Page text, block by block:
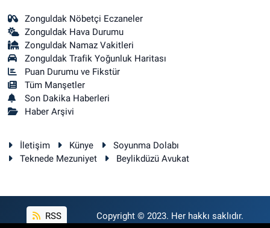
Zonguldak Nöbetçi Eczaneler
Zonguldak Hava Durumu
Zonguldak Namaz Vakitleri
Zonguldak Trafik Yoğunluk Haritası
Puan Durumu ve Fikstür
Tüm Manşetler
Son Dakika Haberleri
Haber Arşivi
İletişim Künye
Soyunma Dolabı
Teknede Mezuniyet
Beylikdüzü Avukat
RSS Copyright © 2023. Her hakkı saklıdır.